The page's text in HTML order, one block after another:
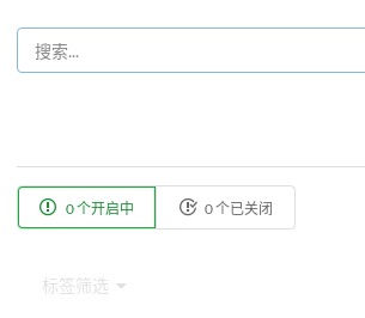
0 个开启中 0 个已关闭
标签筛选